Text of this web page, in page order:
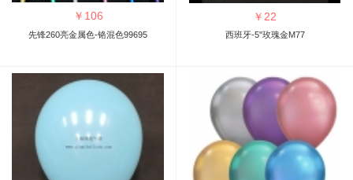
￥ 106
先锋260亮金属色-铬混色99695
￥ 22
西班牙-5"玫瑰金M77